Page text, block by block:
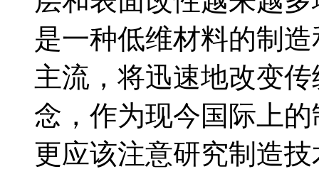
是一种低维材料的制
主流，将迅速地改变
念，作为现今国际上
更应该注意研究制造